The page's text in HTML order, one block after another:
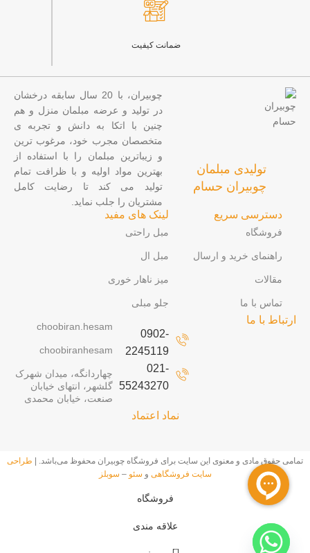
ضمانت کیفیت
تولیدی مبلمان
چوبیران حسام
چوبیران، با 20 سال سابقه درخشان
در تولید و عرضه مبلمان منزل و هم
چنین با اتکا به دانش و تجربه ی
متخصصان مجرب خود، مرغوب ترین
و زیباترین مبلمان را با استفاده از
بهترین مواد اولیه و با ظرافت تمام
تولید می کند تا رضایت کامل
مشتریان را جلب نماید.
دسترسی سریع
فروشگاه
راهنمای خرید و ارسال
مقالات
تماس با ما
لینک های مفید
مبل راحتی
مبل ال
میز ناهار خوری
جلو مبلی
ارتباط با ما
0902-
2245119
021-
55243270
choobiran.hesam
choobiranhesam
چهاردانگه، میدان شهرک
گلشهر، انتهای خیابان
صنعت، خیابان محمدی
نماد اعتماد
تمامی حقوق مادی و معنوی این سایت برای فروشگاه چوبیران محفوظ ‌می‌باشد. | طراحی
سایت فروشگاهی و سئو – سوبلز
فروشگاه
علاقه مندی
0